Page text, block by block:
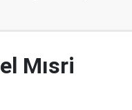
Mısri